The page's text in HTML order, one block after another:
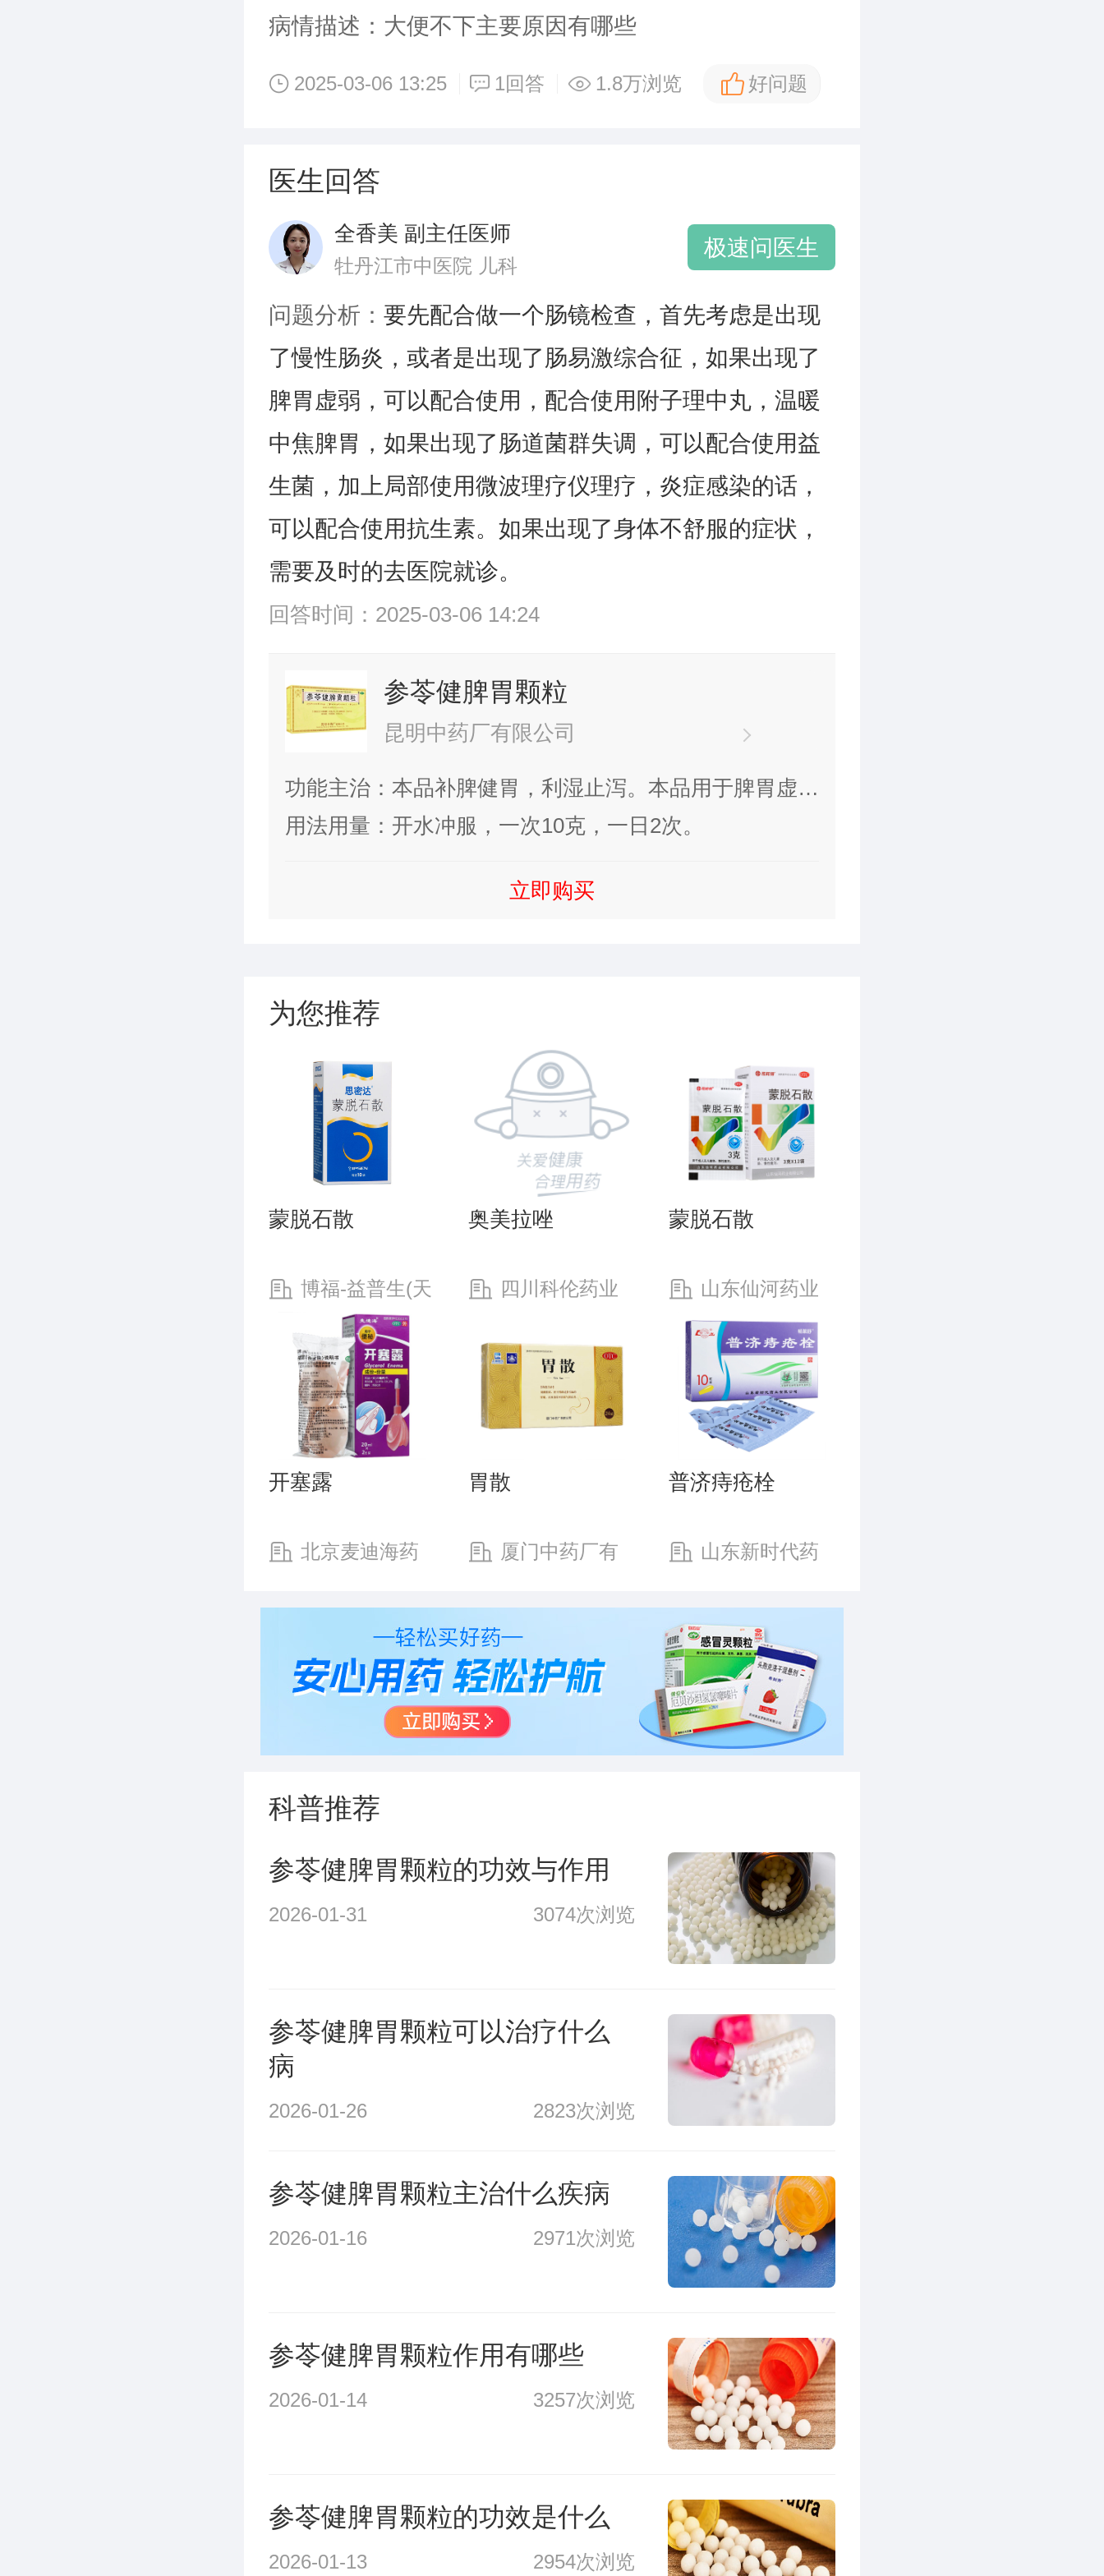
病情描述：大便不下主要原因有哪些
2025-03-06 13:25 1回答 1.8万浏览 好问题
医生回答
全香美 副主任医师
牡丹江市中医院 儿科
极速问医生
问题分析： 要先配合做一个肠镜检查，首先考虑是出现
了慢性肠炎，或者是出现了肠易激综合征，如果出现了
脾胃虚弱，可以配合使用 ，配合使用附子理中丸，温暖
中焦脾胃，如果出现了肠道菌群失调，可以配合使用益
生菌，加上局部使用微波理疗仪理疗，炎症感染的话，
可以配合使用抗生素。如果出现了身体不舒服的症状，
需要及时的去医院就诊。
回答时间：2025-03-06 14:24
参苓健脾胃颗粒
昆明中药厂有限公司
功能主治：本品补脾健胃，利湿止泻。本品用于脾胃虚
弱，饮食不消，或泻或吐，形瘦色萎，神疲乏力。
用法用量：开水冲服，一次10克，一日2次。
立即购买
为您推荐
蒙脱石散
博福-益普生(天
津)制药有限公司
奥美拉唑
四川科伦药业
蒙脱石散
山东仙河药业
有限公司
开塞露
北京麦迪海药
胃散
厦门中药厂有
普济痔疮栓
山东新时代药
科普推荐
参苓健脾胃颗粒的功效与作用
2026-01-31 3074次浏览
参苓健脾胃颗粒可以治疗什么
病
2026-01-26 2823次浏览
参苓健脾胃颗粒主治什么疾病
2026-01-16 2971次浏览
参苓健脾胃颗粒作用有哪些
2026-01-14 3257次浏览
参苓健脾胃颗粒的功效是什么
2026-01-13 2954次浏览